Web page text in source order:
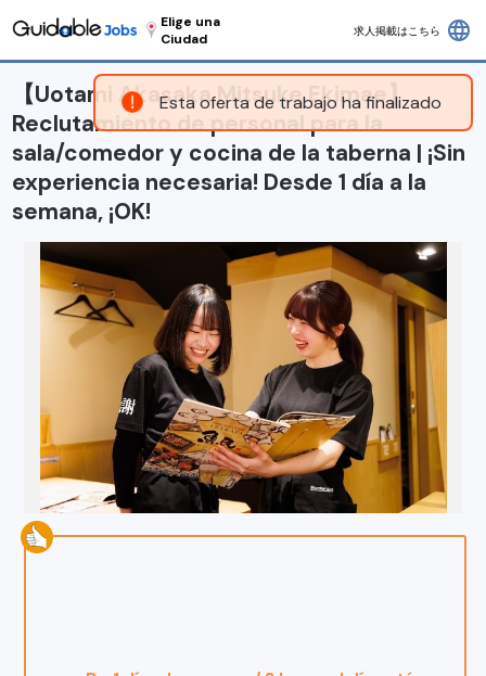
Esta oferta de trabajo ha finalizado
Elige una
Ciudad
求人掲載はこちら language
【Uotami Akasaka Mitsuke Ekimae】
Reclutamiento de personal para la
sala/comedor y cocina de la taberna | ¡Sin
experiencia necesaria! Desde 1 día a la
semana, ¡OK!